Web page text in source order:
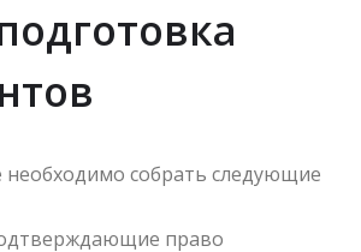
необходимо собрать следующие
право